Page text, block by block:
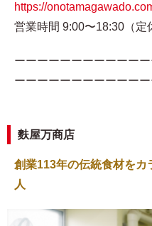
https://
営業時間 9:00〜18:30（定
ーーーーーーーーーーー
ーーーーーーーーーーー
麩屋万商店
創業113年の伝統食材をカ
人